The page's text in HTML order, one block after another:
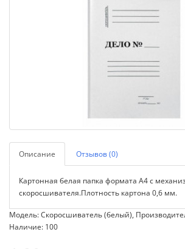
Описание Отзывов (0)
Картонная белая папка формата А4 с
скоросшивателя.Плотность картона 0,6 мм.
Модель: Скоросшиватель (белый),
Наличие: 100